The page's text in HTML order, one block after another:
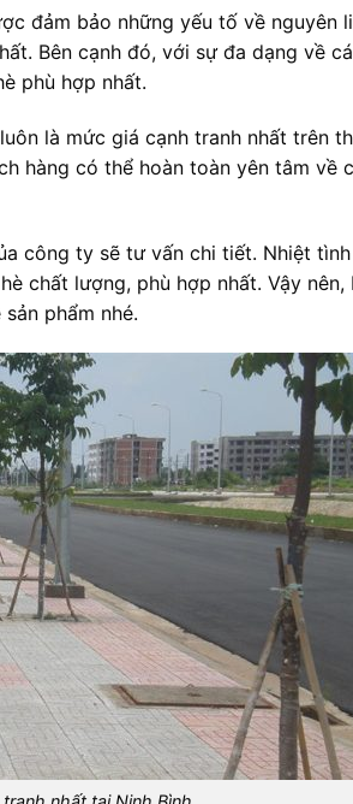
đảm bảo những yếu tố về nguyên
Bên cạnh đó, với sự đa dạng về
phù hợp nhất.
là mức giá cạnh tranh nhất trên
hàng có thể hoàn toàn yên tâm về
công ty sẽ tư vấn chi tiết. Nhiệt
chất lượng, phù hợp nhất. Vậy nên,
phẩm nhé.